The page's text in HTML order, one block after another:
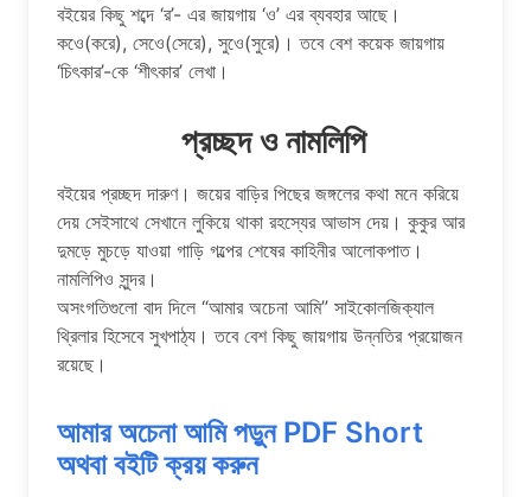
বইয়ের কিছু শব্দে ‘র’- এর জায়গায় ‘ও’ এর ব্যবহার আছে।
কওে(করে), সেওে(সেরে), সুওে(সুরে)। তবে বেশ কয়েক জায়গায়
‘চিৎকার’-কে ‘শীৎকার’ লেখা।
প্রচ্ছদ ও নামলিপি
বইয়ের প্রচ্ছদ দারুণ। জয়ের বাড়ির পিছের জঙ্গলের কথা মনে করিয়ে
দেয় সেইসাথে সেখানে লুকিয়ে থাকা রহস্যের আভাস দেয়। কুকুর আর
দুমড়ে মুচড়ে যাওয়া গাড়ি গল্পের শেষের কাহিনীর আলোকপাত।
নামলিপিও সুন্দর।
অসংগতিগুলো বাদ দিলে “আমার অচেনা আমি” সাইকোলজিক্যাল
থ্রিলার হিসেবে সুখপাঠ্য। তবে বেশ কিছু জায়গায় উন্নতির প্রয়োজন
রয়েছে।
আমার অচেনা আমি পড়ুন PDF Short
অথবা বইটি ক্রয় করুন